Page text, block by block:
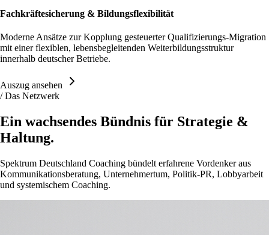
Fachkräftesicherung & Bildungsflexibilität
Moderne Ansätze zur Kopplung gesteuerter Qualifizierungs-Migration
mit einer flexiblen, lebensbegleitenden Weiterbildungsstruktur
innerhalb deutscher Betriebe.
Auszug ansehen
/ Das Netzwerk
Ein wachsendes Bündnis für Strategie &
Haltung.
Spektrum Deutschland Coaching bündelt erfahrene Vordenker aus
Kommunikationsberatung, Unternehmertum, Politik-PR, Lobbyarbeit
und systemischem Coaching.